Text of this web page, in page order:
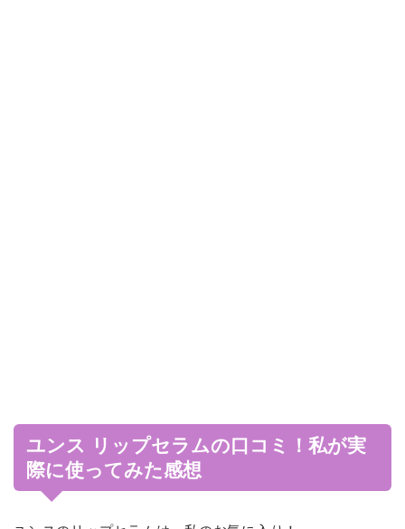
ユンス リップセラムの口コミ！私が実
際に使ってみた感想